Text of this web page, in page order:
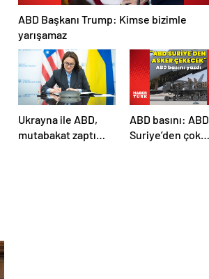
ABD Başkanı Trump: Kimse bizimle
yarışamaz
Ukrayna ile ABD,
mutabakat zaptı
ABD basını: ABD
Suriye’den çok